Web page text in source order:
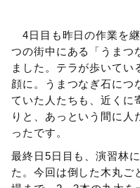
4日目も昨日の作業を
つの街中にある「うまつ
ました。テラが歩いてい
顔に。うまつなぎ石につ
ていた人たちも、近くに
りと、あっという間に人
ったです。
最終日5日目も、演習林
た。今回は倒した木丸ご